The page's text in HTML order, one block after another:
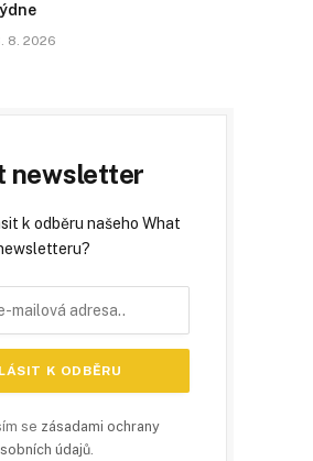
8. 2026
newsletter
k odběru našeho What
se zásadami ochrany
údajů.